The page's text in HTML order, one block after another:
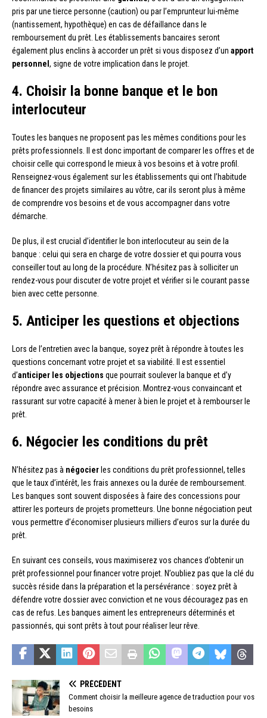
pris par une tierce personne (caution) ou par l’emprunteur lui-même
(nantissement, hypothèque) en cas de défaillance dans le
remboursement du prêt. Les établissements bancaires seront
également plus enclins à accorder un prêt si vous disposez d’un apport
personnel , signe de votre implication dans le projet.
4. Choisir la bonne banque et le bon
interlocuteur
Toutes les banques ne proposent pas les mêmes conditions pour les
prêts professionnels. Il est donc important de comparer les offres et de
choisir celle qui correspond le mieux à vos besoins et à votre profil.
Renseignez-vous également sur les établissements qui ont l’habitude
de financer des projets similaires au vôtre, car ils seront plus à même
de comprendre vos besoins et de vous accompagner dans votre
démarche.
De plus, il est crucial d’identifier le bon interlocuteur au sein de la
banque : celui qui sera en charge de votre dossier et qui pourra vous
conseiller tout au long de la procédure. N’hésitez pas à solliciter un
rendez-vous pour discuter de votre projet et vérifier si le courant passe
bien avec cette personne.
5. Anticiper les questions et objections
Lors de l’entretien avec la banque, soyez prêt à répondre à toutes les
questions concernant votre projet et sa viabilité. Il est essentiel
d’anticiper les objections que pourrait soulever la banque et d’y
répondre avec assurance et précision. Montrez-vous convaincant et
rassurant sur votre capacité à mener à bien le projet et à rembourser le
prêt.
6. Négocier les conditions du prêt
N’hésitez pas à négocier les conditions du prêt professionnel, telles
que le taux d’intérêt, les frais annexes ou la durée de remboursement.
Les banques sont souvent disposées à faire des concessions pour
attirer les porteurs de projets prometteurs. Une bonne négociation peut
vous permettre d’économiser plusieurs milliers d’euros sur la durée du
prêt.
En suivant ces conseils, vous maximiserez vos chances d’obtenir un
prêt professionnel pour financer votre projet. N’oubliez pas que la clé du
succès réside dans la préparation et la persévérance : soyez prêt à
défendre votre dossier avec conviction et ne vous découragez pas en
cas de refus. Les banques aiment les entrepreneurs déterminés et
passionnés, qui sont prêts à tout pour réaliser leur rêve.
PRÉCÉDENT
Comment choisir la meilleure agence de traduction pour vos
besoins